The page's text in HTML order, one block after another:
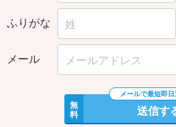
ふりがな
メール
無
料 送信す